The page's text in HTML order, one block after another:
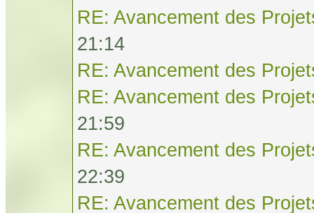
RE: Avancement des
21:14
RE: Avancement des
RE: Avancement des
21:59
RE: Avancement des
22:39
RE: Avancement des